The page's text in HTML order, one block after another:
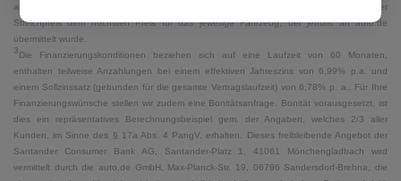
an auto.de übermittelten Listenpreis. Für alle anderen Fahrzeuge entspricht der
Streichpreis dem höchsten Preis für das jeweilige Fahrzeug, der jemals an auto.de
übermittelt wurde.
3Die Finanzierungskonditionen beziehen sich auf eine Laufzeit von 60 Monaten,
enthalten teilweise Anzahlungen bei einem effektiven Jahreszins von 6,99% p.a. und
einem Sollzinssatz (gebunden für die gesamte Vertragslaufzeit) von 6,78% p. a.. Für Ihre
Finanzierungswünsche stellen wir zudem eine Bonitätsanfrage. Bonität vorausgesetzt, ist
dies ein repräsentatives Berechnungsbeispiel gem. der Angaben, welches 2/3 aller
Kunden, im Sinne des § 17a Abs. 4 PangV, erhalten. Dieses freibleibende Angebot der
Santander Consumer Bank AG, Santander-Platz 1, 41061 Mönchengladbach wird
vermittelt durch die auto.de GmbH, Max-Planck-Str. 19, 06796 Sandersdorf-Brehna, die